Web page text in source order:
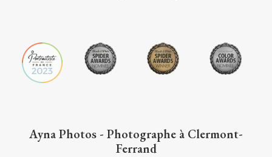
Ayna Photos - Photographe à Clermont-
Ferrand